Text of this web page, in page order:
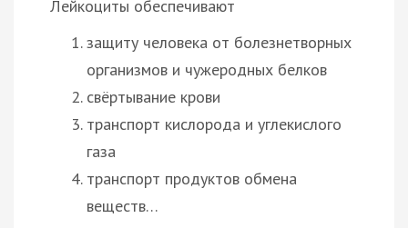
Лейкоциты обеспечивают
защиту человека от болезнетворных
организмов и чужеродных белков
свёртывание крови
транспорт кислорода и углекислого
газа
транспорт продуктов обмена
веществ…